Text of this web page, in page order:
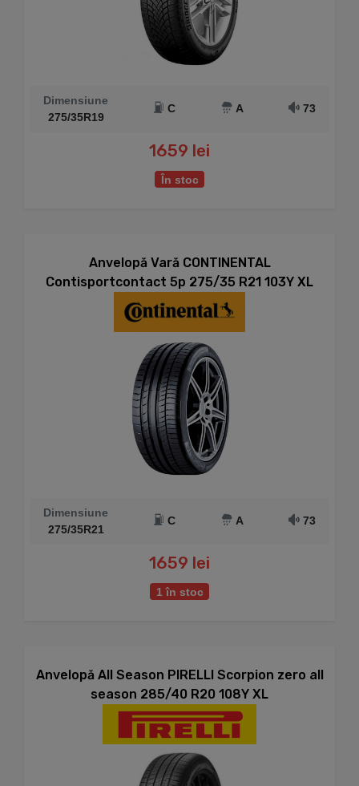
Dimensiune
275/35R19
C A 73
1659 lei
În stoc
Anvelopă Vară CONTINENTAL
Contisportcontact 5p 275/35 R21 103Y XL
Dimensiune
275/35R21
C A 73
1659 lei
1 în stoc
Anvelopă All Season PIRELLI Scorpion zero all
season 285/40 R20 108Y XL